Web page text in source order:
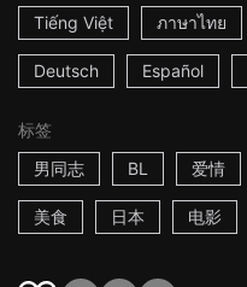
Tiếng Việt ภาษาไทย
Deutsch Español
标签
男同志
BL 爱情
美食 日本 电影